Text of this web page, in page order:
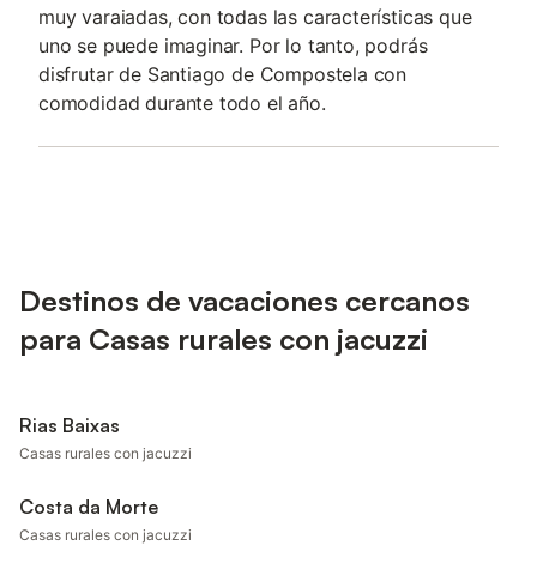
muy varaiadas, con todas las características que
uno se puede imaginar. Por lo tanto, podrás
disfrutar de Santiago de Compostela con
comodidad durante todo el año.
Destinos de vacaciones cercanos
para Casas rurales con jacuzzi
Rias Baixas
Casas rurales con jacuzzi
Costa da Morte
Casas rurales con jacuzzi